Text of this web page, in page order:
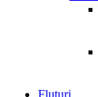
Fluturi